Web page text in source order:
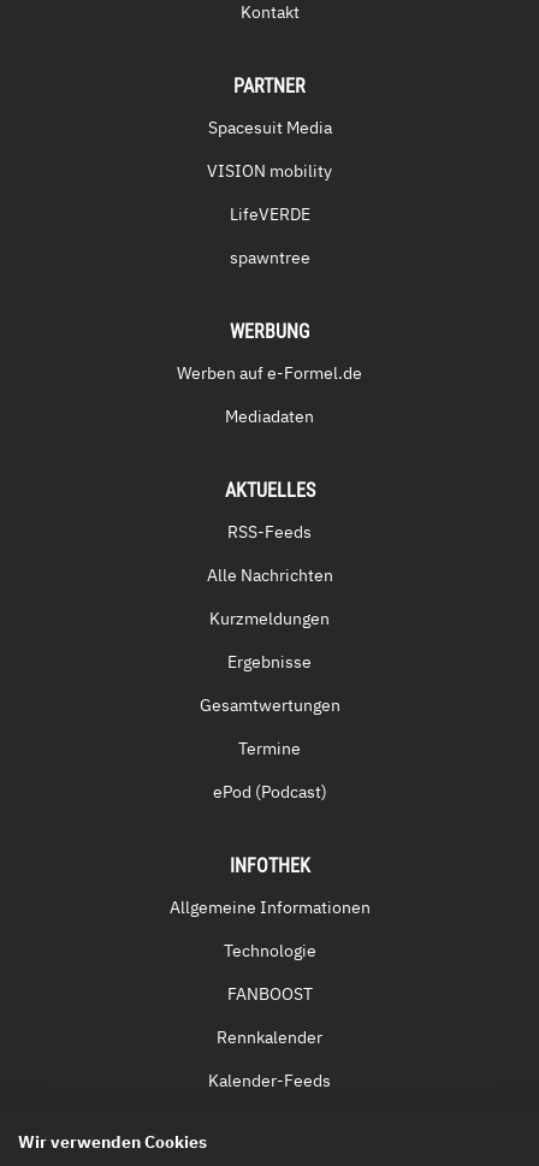
Kontakt
PARTNER
Spacesuit Media
VISION mobility
LifeVERDE
spawntree
WERBUNG
Werben auf e-Formel.de
Mediadaten
AKTUELLES
RSS-Feeds
Alle Nachrichten
Kurzmeldungen
Ergebnisse
Gesamtwertungen
Termine
ePod (Podcast)
INFOTHEK
Allgemeine Informationen
Technologie
FANBOOST
Rennkalender
Kalender-Feeds
Wir verwenden Cookies